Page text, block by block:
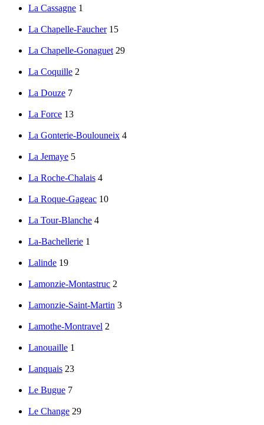
La Cassagne 1
La Chapelle-Faucher 15
La Chapelle-Gonaguet 29
La Coquille 2
La Douze 7
La Force 13
La Gonterie-Boulouneix 4
La Jemaye 5
La Roche-Chalais 4
La Roque-Gageac 10
La Tour-Blanche 4
La-Bachellerie 1
Lalinde 19
Lamonzie-Montastruc 2
Lamonzie-Saint-Martin 3
Lamothe-Montravel 2
Lanouaille 1
Lanquais 23
Le Bugue 7
Le Change 29